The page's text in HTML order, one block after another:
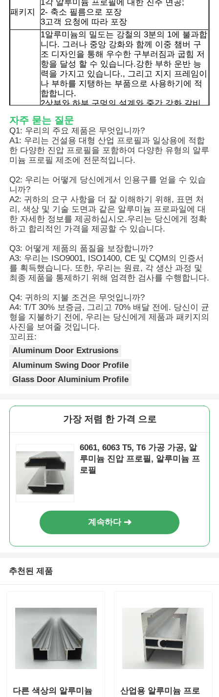
집
제품
우리 에 관한 것
공장 투어
품질 관리
저희에게 연락하십시오
뉴스
인용 을 요청 하십시오
압출 알루미늄 프로파일
알루미늄 윈도우 프로파일
알루미늄 도어 프로파일
산업용 알루미늄 압출
커튼 벽 프로파일
광택 알루미늄 프로파일
패키지
1각 알루미늄 프로필에 대한 진주 면공;
2- 축소 필름으로 포장
3고객 요청에 따라 포장
장점
1알루미늄의 밀도는 강철의 3분의 1에 불과합
니다. 그러나 중앙 강화와 함께 이중 챔버 구
조 디자인을 통해 우수한 구부러짐과 굽힘 저
항을 달성 할 수 있습니다.강한 부하 운반 능
력을 가지고 있습니다., 그리고 지지 프레임이
나 부하를 지탱하는 부품으로 사용하기에 적
합합니다.
2상부와 하부 구멍의 설계와 중간 강화 갈비
줄일 수 있습니다.그리고 장기 사용 후에도 구
조가 구부러지거나 왜곡되는 것을 방지합니
다..
3진압 폼핑 프로세스는 이러한 복잡한 불규칙
횡단 면을 달성 할 수 있으며 스냅-피트, 조립
충족시킵니다.그리고 모듈형 조립을 촉진.
열 재료 를 위한 설치 공간을 제공한다. 단열
유리 와 결합 될 때, 그것은 효과적으로 소음
을 차단 할 수 있다.
자주 묻는 질문
Q1: 우리의 주요 제품은 무엇입니까?
A1: 우리는 건설용 대형 산업 프로필과 일상용에 적합
한 다양한 진압 프로필을 포함하여 다양한 유형의 알루
미늄 프로필 제조에 전문적입니다.
Q2: 우리는 어떻게 당신에게서 인용구를 얻을 수 있습
니까?
A2: 귀하의 요구 사항을 더 잘 이해하기 위해, 표면 처
리, 색상 및 기술 도면과 같은 알루미늄 프로파일에 대
한 자세한 정보를 제공하십시오.우리는 당신에게 정확
하고 합리적인 가격을 제공할 수 있습니다.
Q3: 어떻게 제품의 품질을 보장합니까?
A3: 우리는 ISO9001, ISO1400, CE 및 CQM의 인증서
를 획득했습니다. 또한, 우리는 원료, 각 생산 과정 및
최종 제품을 통제하기 위해 엄격한 검사를 수행합니다.
Q4: 귀하의 지불 조건은 무엇입니까?
A4: T/T 30% 보증금, 그리고 70% 배달 전에. 당신이 균
형을 지불하기 전에, 우리는 당신에게 제품과 패키지의
사진을 보여줄 것입니다.
꼬리표:
Aluminum Door Extrusions
Aluminum Swing Door Profile
Glass Door Aluminium Profile
가장 저렴 한 가격 으로
6061, 6063 T5, T6 가공 가공, 알
루미늄 진압 프로필, 알루미늄 프
로필
계속하다
추천된 제품
다른 색상의 알루미늄
산업용 알루미늄 프로